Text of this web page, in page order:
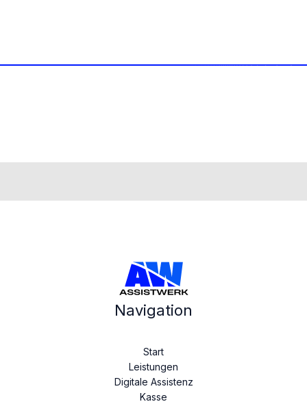
Navigation
Start
Leistungen
Digitale Assistenz
Kasse